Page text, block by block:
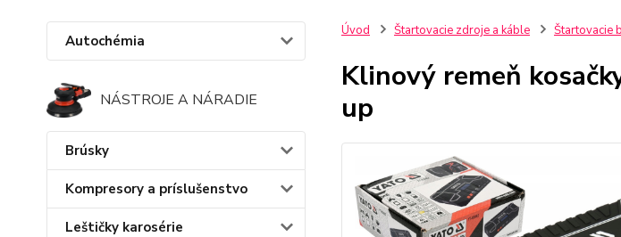
Autochémia
NÁSTROJE A NÁRADIE
Brúsky
Kompresory a príslušenstvo
Leštičky karosérie
Úvod Štartovacie zdroje a káble Štartovacie
Klinový remeň
up